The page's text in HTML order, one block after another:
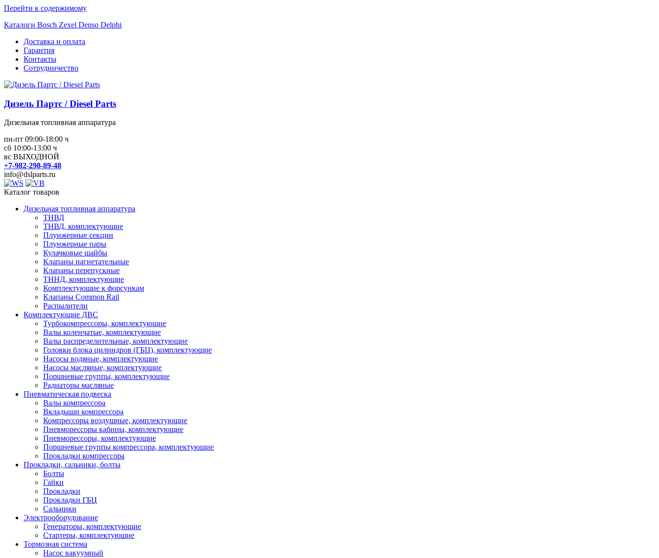
Перейти к содержимому
Каталоги Bosch Zexel Denso Delphi
Доставка и оплата
Гарантия
Контакты
Сотрудничество
Дизель Партс / Diesel Parts
Дизельная топливная аппаратура
пн-пт 09:00-18:00 ч
сб 10:00-13:00 ч
вс ВЫХОДНОЙ
+7-982-298-89-48
info@dslparts.ru
Каталог товаров
Дизельная топливная аппаратура
ТНВД
ТНВД, комплектующие
Плунжерные секции
Плунжерные пары
Кулачковые шайбы
Клапаны нагнетательные
Клапаны перепускные
ТННД, комплектующие
Комплектующие к форсункам
Клапаны Common Rail
Распылители
Комплектующие ДВС
Турбокомпрессоры, комплектующие
Валы коленчатые, комплектующие
Валы распределительные, комплектующие
Головки блока цилиндров (ГБЦ), комплектующие
Насосы водяные, комплектующие
Насосы масляные, комплектующие
Поршневые группы, комплектующие
Радиаторы масляные
Пневматическая подвеска
Валы компрессора
Вкладыши компрессора
Компрессоры воздушные, комплектующие
Пневморессоры кабины, комплектующие
Пневморессоры, комплектующие
Поршневые группы компрессора, комплектующие
Прокладки компрессора
Прокладки, сальники, болты
Болты
Гайки
Прокладки
Прокладки ГБЦ
Сальники
Электрооборудование
Генераторы, комплектующие
Стартеры, комплектующие
Тормозная система
Насос вакуумный